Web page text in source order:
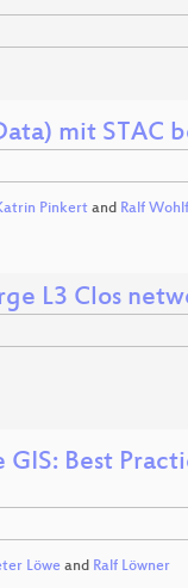
mit STAC
Pinkertand Ralf
L3 Clos
Best
Löweand Ralf Löwner